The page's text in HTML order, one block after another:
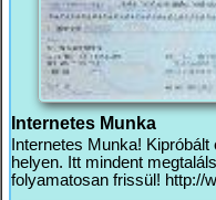
Internetes Munka
Internetes Munka!
helyen. Itt mindent
folyamatosan frissül! http://